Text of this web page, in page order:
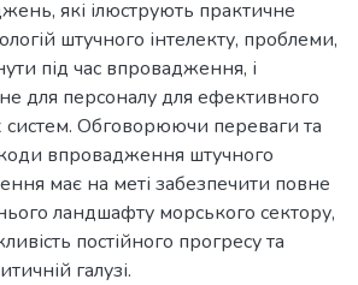
які ілюструють практичне
штучного інтелекту, проблеми,
під час впровадження, і
для персоналу для ефективного
Обговорюючи переваги та
впровадження штучного
має на меті забезпечити повне
ландшафту морського сектору,
постійного прогресу та
галузі.